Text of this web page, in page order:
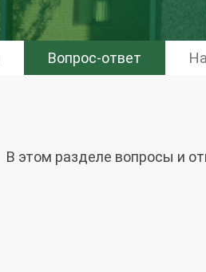
Вопрос-ответ
В этом разделе вопросы и